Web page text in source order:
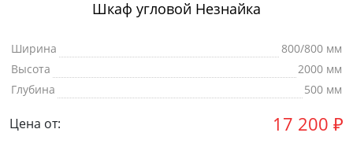
Шкаф угловой Незнайка
Ширина
800/800 мм
Высота
2000 мм
Глубина
500 мм
Цена от: 17 200 ₽